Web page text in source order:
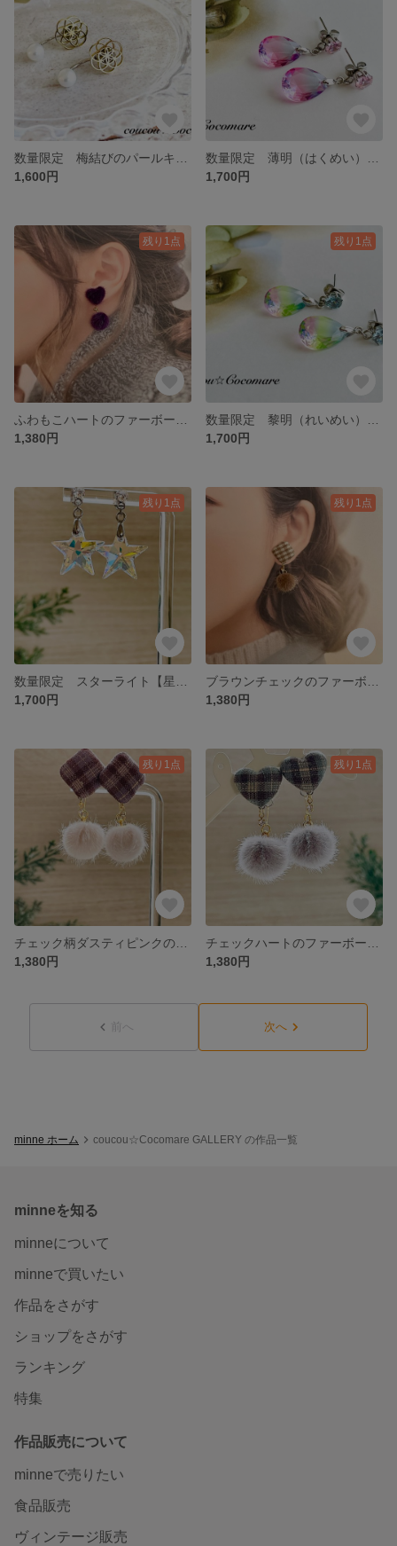
1,600円
1,700円
残り1点
1,380円
残り1点
1,700円
残り1点
1,700円
残り1点
1,380円
残り1点
1,380円
残り1点
1,380円
前へ 次へ
minne ホーム coucou☆Cocomare GALLERY の作品一覧
minneを知る
minneについて
minneで買いたい
作品をさがす
ショップをさがす
ランキング
特集
作品販売について
minneで売りたい
食品販売
ヴィンテージ販売